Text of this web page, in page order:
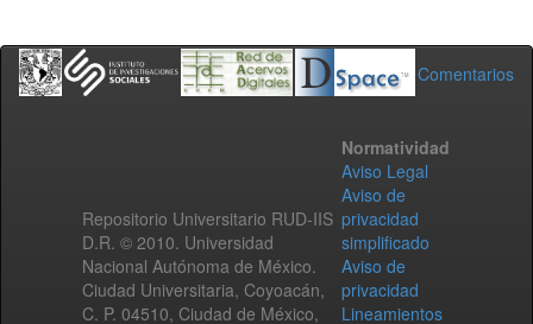
Comentarios
Repositorio Universitario RUD-IIS
D.R. © 2010. Universidad
Nacional Autónoma de México.
Ciudad Universitaria, Coyoacán,
C. P. 04510, Ciudad de México,
Normatividad
Aviso Legal
Aviso de
privacidad
simplificado
Aviso de
privacidad
Lineamientos